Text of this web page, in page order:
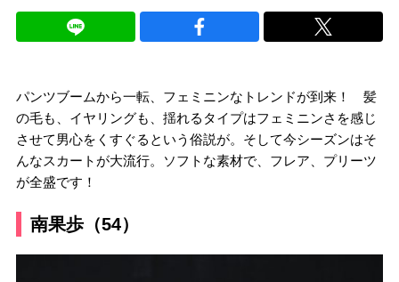
パンツブームから一転、フェミニンなトレンドが到来！ 髪
の毛も、イヤリングも、揺れるタイプはフェミニンさを感じ
させて男心をくすぐるという俗説が。そして今シーズンはそ
んなスカートが大流行。ソフトな素材で、フレア、プリーツ
が全盛です！
南果歩（54）